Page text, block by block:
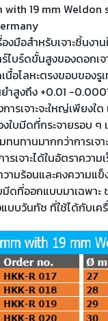
with 19 mm Weldon
มือสำหรับเจาะชิ้นงาน
ไบร์ดขั้นสูงของดอกเจ
อโลหะตรงขอบของรู
ำสูงถึง +0.01 -
ารเจาะจะใหญ่เพียง
บมีดที่กระจายรอบ ๆ
นทานมากกว่าการเจ
รเจาะได้ในอัตราความ
ามร้อนและคงความแข็
ดที่ออกแบบมาเฉพาะ
บวันทัช ที่ใช้ได้กับเค